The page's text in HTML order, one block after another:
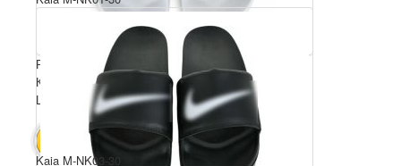
Розмірний ряд: 40-45
Комплектація ящика: 6
Ціна за пару: 7.5 $
В КОШИК
Kaia M-NK03-30